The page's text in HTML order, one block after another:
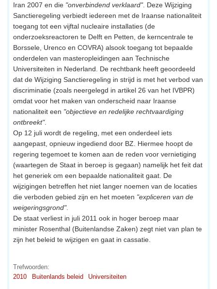
Iran 2007 en die "onverbindend verklaard". Deze Wijziging
Sanctieregeling verbiedt iedereen met de Iraanse nationaliteit
toegang tot een vijftal nucleaire installaties (de
onderzoeksreactoren te Delft en Petten, de kerncentrale te
Borssele, Urenco en COVRA) alsook toegang tot bepaalde
onderdelen van masteropleidingen aan Technische
Universiteiten in Nederland. De rechtbank heeft geoordeeld
dat de Wijziging Sanctieregeling in strijd is met het verbod van
discriminatie (zoals neergelegd in artikel 26 van het IVBPR)
omdat voor het maken van onderscheid naar Iraanse
nationaliteit een "objectieve en redelijke rechtvaardiging
ontbreekt".
Op 12 juli wordt de regeling, met een onderdeel iets
aangepast, opnieuw ingediend door BZ. Hiermee hoopt de
regering tegemoet te komen aan de reden voor vernietiging
(waartegen de Staat in beroep is gegaan) namelijk het feit dat
het generiek om een bepaalde nationaliteit gaat. De
wijzigingen betreffen het niet langer noemen van de locaties
die verboden gebied zijn en het moeten "expliceren van de
weigeringsgrond".
De staat verliest in juli 2011 ook in hoger beroep maar
minister Rosenthal (Buitenlandse Zaken) zegt niet van plan te
zijn het beleid te wijzigen en gaat in cassatie.
Trefwoorden:
2010
Buitenlands beleid Universiteiten